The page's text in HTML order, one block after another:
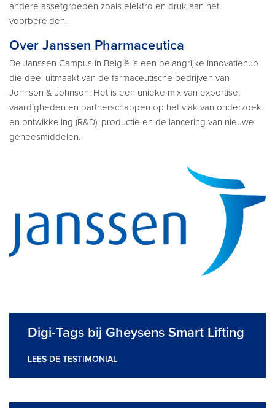
andere assetgroepen zoals elektro en druk aan het
voorbereiden.
Over Janssen Pharmaceutica
De Janssen Campus in België is een belangrijke innovatiehub
die deel uitmaakt van de farmaceutische bedrijven van
Johnson & Johnson. Het is een unieke mix van expertise,
vaardigheden en partnerschappen op het vlak van onderzoek
en ontwikkeling (R&D), productie en de lancering van nieuwe
geneesmiddelen.
Digi-Tags bij Gheysens Smart Lifting
LEES DE TESTIMONIAL